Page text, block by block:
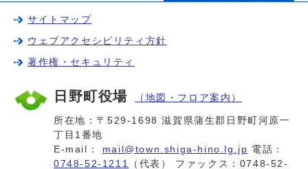
サイトマップ
ウェブアクセシビリティ方針
著作権・セキュリティ
日野町役場 （地図・フロア案内）
所在地：〒529-1698 滋賀県蒲生郡日野町河原一
丁目1番地
E-mail： mail@town.shiga-hino.lg.jp 電話：
0748-52-1211
（代表） ファックス：0748-52-